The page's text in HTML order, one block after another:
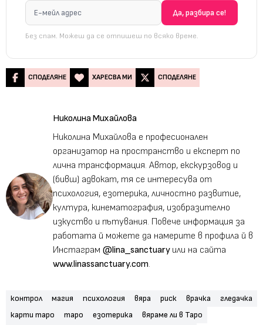
Без спам. Можеш да се отпишеш по всяко време.
СПОДЕЛЯНЕ ХАРЕСВА МИ СПОДЕЛЯНЕ
Николина Михайлова
Николина Михайлова е професионален
организатор на пространство и експерт по
лична трансформация. Автор, екскурзовод и
(бивш) адвокат, тя се интересува от
психология, езотерика, личностно развитие,
култура, кинематография, изобразително
изкуство и пътувания. Повече информация за
работата й можете да намерите в профила й в
Инстаграм @lina_sanctuary или на сайта
www.linassanctuary.com.
контрол магия психология вяра риск врачка
гледачка
карти таро
таро езотерика
вяраме ли в Таро